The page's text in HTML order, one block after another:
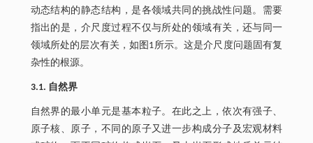
动态结构的静态结构，是各领域共同的挑战性问题。需要
指出的是，介尺度过程不仅与所处的领域有关，还与同一
领域所处的层次有关，如图1所示。这是介尺度问题固有复
杂性的根源。
3.1. 自然界
自然界的最小单元是基本粒子。在此之上，依次有强子、
原子核、原子，不同的原子又进一步构成分子及宏观材料